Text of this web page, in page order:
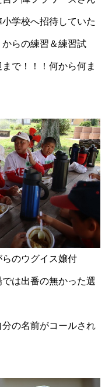
学校へ招待していた
らの練習＆練習試
で！！！何から何ま
のウグイス嬢付
は出番の無かった選
の名前がコールされ